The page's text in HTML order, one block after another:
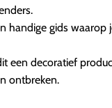
handige gids waarop
een decoratief
ontbreken.